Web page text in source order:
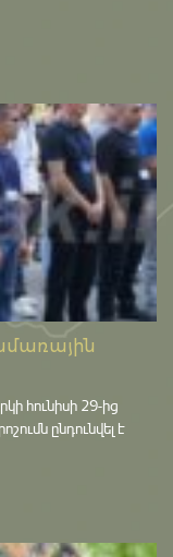
հունիսի 29-ից
ընդունվել է